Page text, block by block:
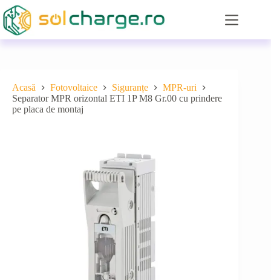
Sari
la
conținut
Acasă Fotovoltaice Siguranțe
MPR-uri
Separator MPR orizontal ETI 1P M8 Gr.00 cu prindere
pe placa de montaj